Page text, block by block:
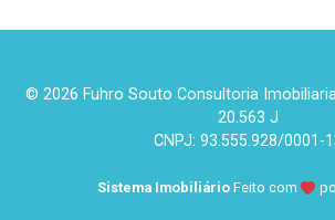
© 2026 Fuhro Souto Consultoria Imobiliaria
20.563 J
CNPJ: 93.555.928/0001-
Sistema Imobiliário Feito com